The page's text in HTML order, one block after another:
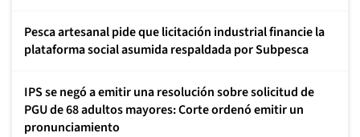
Pesca artesanal pide que licitación industrial financie la
plataforma social asumida respaldada por Subpesca
IPS se negó a emitir una resolución sobre solicitud de
PGU de 68 adultos mayores: Corte ordenó emitir un
pronunciamiento